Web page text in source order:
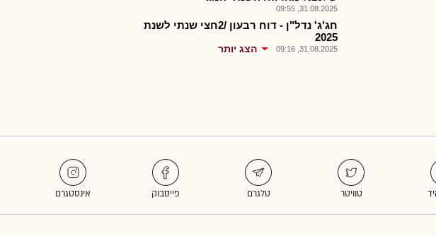
31.08.2025, 09:55
חג'ג' נדל"ן - דוח רבעון /2חצי שנתי לשנת
2025
31.08.2025, 09:16 הצג יותר